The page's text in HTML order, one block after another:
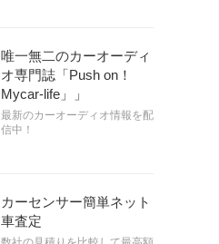
唯一無二のカーオーディ
オ専門誌「Push on！
Mycar-life」」
最新のカーオーディオ情報を配
信中！
カーセンサー簡単ネット
車査定